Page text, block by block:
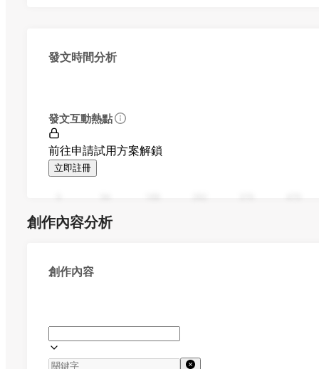
發文時間分析
發文互動熱點
前往申請試用方案解鎖
立即註冊
創作內容分析
創作內容